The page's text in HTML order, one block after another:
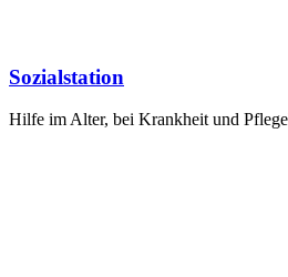
Sozialstation
Hilfe im Alter, bei Krankheit und